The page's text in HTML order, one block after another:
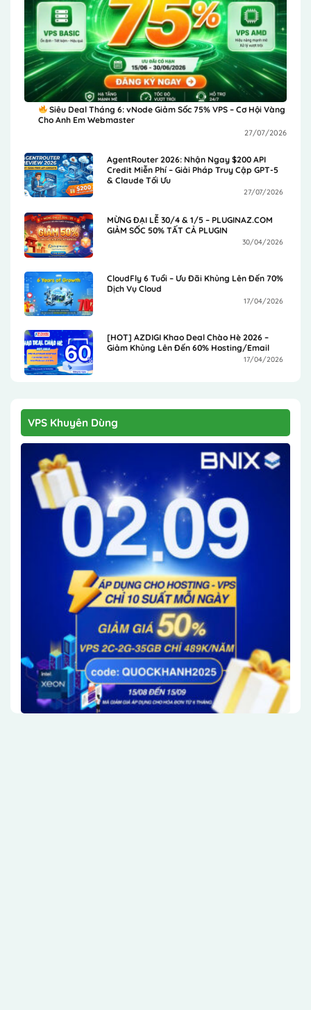
Siêu Deal Tháng 6: vNode Giảm Sốc 75% VPS – Cơ Hội Vàng
Cho Anh Em Webmaster
27/07/2026
AgentRouter 2026: Nhận Ngay $200 API
Credit Miễn Phí – Giải Pháp Truy Cập GPT-5
& Claude Tối Ưu
27/07/2026
MỪNG ĐẠI LỄ 30/4 & 1/5 – PLUGINAZ.COM
GIẢM SỐC 50% TẤT CẢ PLUGIN
30/04/2026
CloudFly 6 Tuổi – Ưu Đãi Khủng Lên Đến 70%
Dịch Vụ Cloud
17/04/2026
[HOT] AZDIGI Khao Deal Chào Hè 2026 –
Giảm Khủng Lên Đến 60% Hosting/Email
17/04/2026
VPS Khuyên Dùng